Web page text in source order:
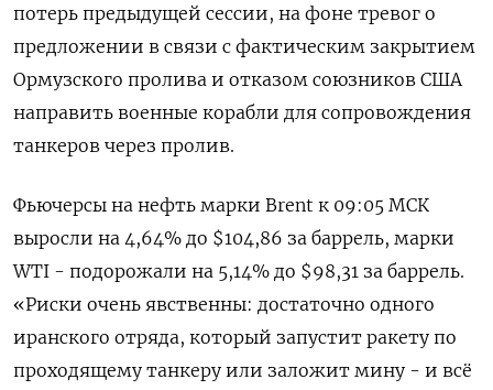
потерь предыдущей сессии, на фоне тревог о
предложении в связи с фактическим закрытием
‌Ормузского пролива и отказом союзников США
направить военные корабли для сопровождения
танкеров через пролив.
Фьючерсы на нефть марки Brent к 09:05 МСК
выросли на 4,64% до $104,86 за баррель, марки ​
WTI - подорожали на 5,14% до $98,31 ​за баррель.
«Риски очень ​явственны: достаточно ⁠одного
иранского отряда, который запустит ракету по
проходящему танкеру ‌или заложит мину - и всё